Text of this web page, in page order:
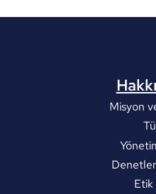
Misyon
Etik